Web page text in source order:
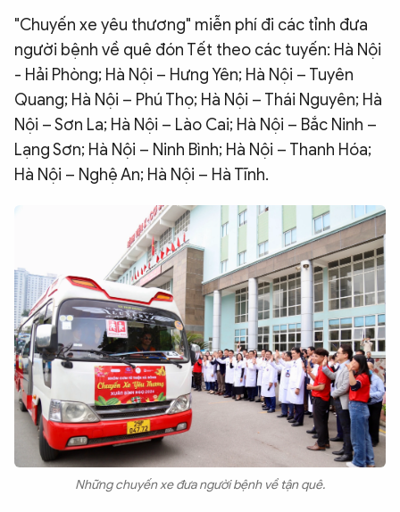
"Chuyến xe yêu thương" miễn phí đi các tỉnh đưa
người bệnh về quê đón Tết theo các tuyến: Hà Nội
- Hải Phòng; Hà Nội – Hưng Yên; Hà Nội – Tuyên
Quang; Hà Nội – Phú Thọ; Hà Nội – Thái Nguyên; Hà
Nội – Sơn La; Hà Nội – Lào Cai; Hà Nội – Bắc Ninh –
Lạng Sơn; Hà Nội – Ninh Bình; Hà Nội – Thanh Hóa;
Hà Nội – Nghệ An; Hà Nội – Hà Tĩnh.
Những chuyến xe đưa người bệnh về tận quê.